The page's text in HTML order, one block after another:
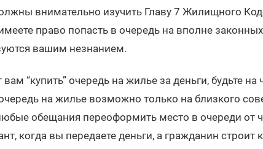
внимательно изучить Главу 7 Жилищного
право попасть в очередь на вполне законных
вашим незнанием.
“купить” очередь на жилье за деньги, будьте на
на жилье возможно только на близкого
обещания переоформить место в очереди от
когда вы передаете деньги, а гражданин строит